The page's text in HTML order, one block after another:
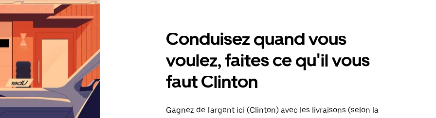
Conduisez quand vous
voulez, faites ce qu'il vous
faut Clinton
Gagnez de l'argent ici (Clinton) avec les livraisons (selon la